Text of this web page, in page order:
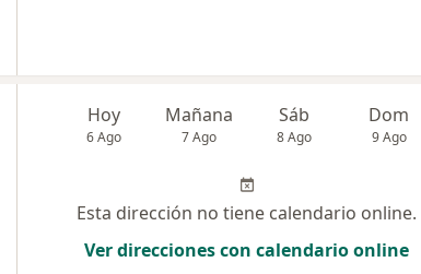
Hoy
6 Ago
Mañana
7 Ago
Sáb
8 Ago
Dom
9 Ago
Esta dirección no tiene calendario online.
Ver direcciones con calendario online